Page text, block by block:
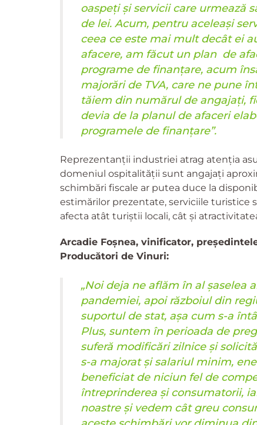
oaspeți și servicii care urmează
de lei. Acum, pentru aceleași
ceea ce este mai mult decât ei
afacere, am făcut un plan de
programe de finanțare, acum
majorări de TVA, care ne pune
tăiem din numărul de angajați,
devia de la planul de afaceri
programele de finanțare”.
Reprezentanții industriei atrag atenția
domeniul ospitalității sunt angajați
schimbări fiscale ar putea duce la
estimărilor prezentate, serviciile turistice
afecta atât turiștii locali, cât și
Arcadie Foșnea, vinificator,
Producători de Vinuri:
„Noi deja ne aflăm în al șaselea
pandemiei, apoi războiul din
suportul de stat, așa cum s-a
Plus, suntem în perioada de
suferă modificări zilnice și
s-a majorat și salariul minim,
beneficiat de niciun fel de
întreprinderea și consumatorii,
noastre și vedem cât greu